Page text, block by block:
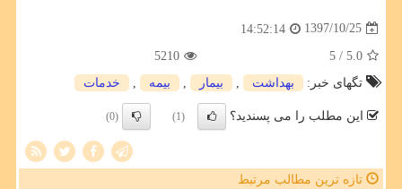
1397/10/25
14:52:14
5.0
/ 5
5210
تگهای خبر:
بهداشت بیمار بیمه خدمات
این مطلب را می پسندید؟ (1)
(0)
تازه ترین مطالب مرتبط